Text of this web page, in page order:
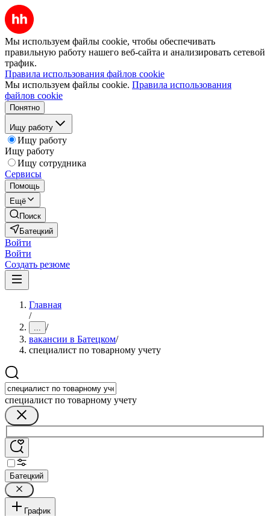
Мы используем файлы cookie, чтобы обеспечивать
правильную работу нашего веб-сайта и анализировать сетевой
трафик.
Правила использования файлов cookie
Мы используем файлы cookie. Правила использования
файлов cookie
Понятно
Ищу работу
Ищу работу
Ищу работу
Ищу сотрудника
Сервисы
Помощь
Ещё
Поиск
Батецкий
Войти
Войти
Создать резюме
Главная
/
... /
вакансии в Батецком/
специалист по товарному учету
специалист по товарному учету
Батецкий
График